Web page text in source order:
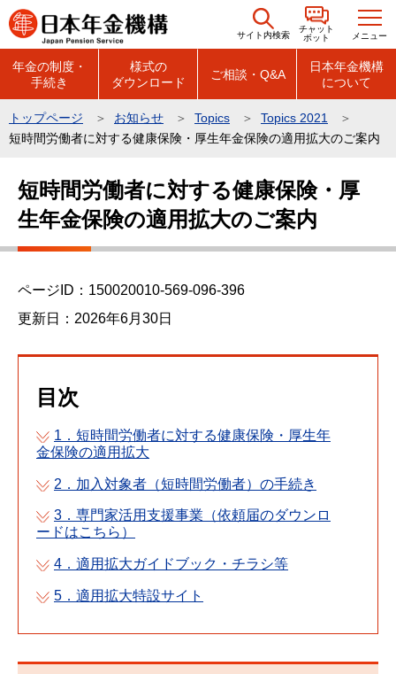
こ
の
の
サイト内検索
チャット
ボット
メニュー
年金の制度・
手続き
様式の
ダウンロード
ご相談・Q&A
日本年金機構
について
トップページ お知らせ Topics
Topics 2021
短時間労働者に対する健康保険・厚生年金保険の適用拡大のご案内
短時間労働者に対する健康保険・厚
生年金保険の適用拡大のご案内
ページID：150020010-569-096-396
更新日：2026年6月30日
目次
1．短時間労働者に対する健康保険・厚生年
金保険の適用拡大
2．加入対象者（短時間労働者）の手続き
3．専門家活用支援事業（依頼届のダウンロ
ードはこちら）
4．適用拡大ガイドブック・チラシ等
5．適用拡大特設サイト